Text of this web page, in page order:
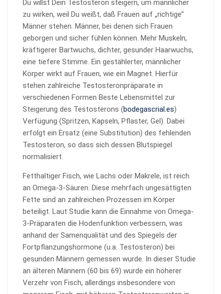
Du willst Dein Testosteron steigern, um männlicher
zu wirken, weil Du weißt, daß Frauen auf „richtige”
Männer stehen. Männer, bei denen sich Frauen
geborgen und sicher fühlen können. Mehr Muskeln,
kräftigerer Bartwuchs, dichter, gesunder Haarwuchs,
eine tiefere Stimme. Ein gestählerter, männlicher
Körper wirkt auf Frauen, wie ein Magnet. Hierfür
stehen zahlreiche Testosteronpräparate in
verschiedenen Formen Beste Lebensmittel zur
Steigerung des Testosterons (bodegascrial.es)
Verfügung (Spritzen, Kapseln, Pflaster, Gel). Dabei
erfolgt ein Ersatz (eine Substitution) des fehlenden
Testosteron, so dass sich dessen Blutspiegel
normalisiert.
Fetthaltiger Fisch, wie Lachs oder Makrele, ist reich
an Omega-3-Säuren. Diese mehrfach ungesättigten
Fette sind an zahlreichen Prozessen im Körper
beteiligt. Laut Studie kann die Einnahme von Omega-
3-Präparaten die Hodenfunktion verbessern, was
anhand der Samenqualität und des Spiegels der
Fortpflanzungshormone (u.a. Testosteron) bei
gesunden Männern gemessen wurde. In dieser Studie
an älteren Männern (60 bis 69) wurde ein höherer
Verzehr von Fisch, allerdings insbesondere von